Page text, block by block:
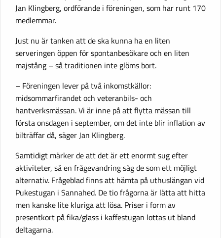
Jan Klingberg, ordförande i föreningen, som har runt 170
medlemmar.
Just nu är tanken att de ska kunna ha en liten
serveringen öppen för spontanbesökare och en liten
majstång – så traditionen inte glöms bort.
– Föreningen lever på två inkomstkällor:
midsommarfirandet och veteranbils- och
hantverksmässan. Vi är inne på att flytta mässan till
första onsdagen i september, om det inte blir inflation av
bilträffar då, säger Jan Klingberg.
Samtidigt märker de att det är ett enormt sug efter
aktiviteter, så en frågevandring såg de som ett möjligt
alternativ. Frågeblad finns att hämta på uthuslängan vid
Pukestugan i Sannahed. De tio frågorna är lätta att hitta
men kanske lite kluriga att lösa. Priser i form av
presentkort på fika/glass i kaffestugan lottas ut bland
deltagarna.